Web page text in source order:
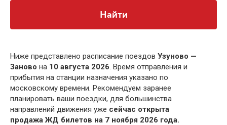
Найти
Ниже представлено расписание поездов Узуново —
Заново на 10 августа 2026. Время отправления и
прибытия на станции назначения указано по
московскому времени. Рекомендуем заранее
планировать ваши поездки, для большинства
направлений движения уже сейчас открыта
продажа ЖД билетов на 7 ноября 2026 года.